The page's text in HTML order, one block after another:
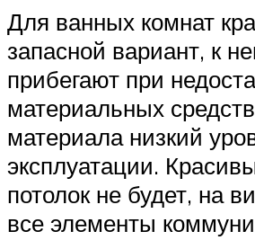
Для ванных комнат
запасной вариант, к
прибегают при
материальных
материала низкий
эксплуатации.
потолок не будет, на
все элементы